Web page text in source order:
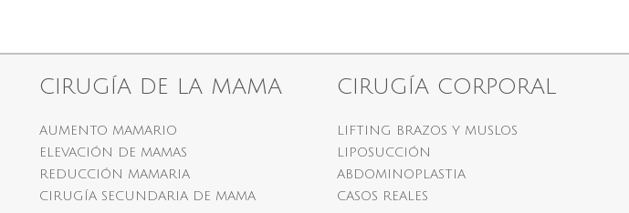
CIRUGÍA DE LA MAMA
AUMENTO MAMARIO
ELEVACIÓN DE MAMAS
REDUCCIÓN MAMARIA
CIRUGÍA SECUNDARIA DE MAMA
CIRUGÍA CORPORAL
LIFTING BRAZOS Y MUSLOS
LIPOSUCCIÓN
ABDOMINOPLASTIA
CASOS REALES